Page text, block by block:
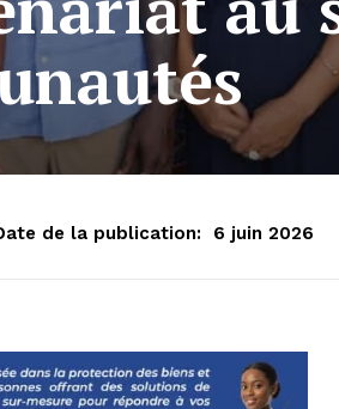
de la publication: 6 juin 2026